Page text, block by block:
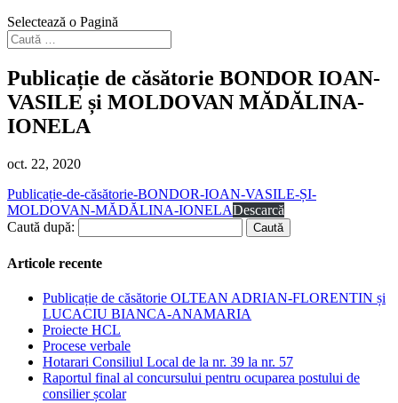
Selectează o Pagină
Publicație de căsătorie BONDOR IOAN-
VASILE și MOLDOVAN MĂDĂLINA-
IONELA
oct. 22, 2020
Publicație-de-căsătorie-BONDOR-IOAN-VASILE-ȘI-
MOLDOVAN-MĂDĂLINA-IONELADescarcă
Caută după:
Articole recente
Publicație de căsătorie OLTEAN ADRIAN-FLORENTIN și
LUCACIU BIANCA-ANAMARIA
Proiecte HCL
Procese verbale
Hotarari Consiliul Local de la nr. 39 la nr. 57
Raportul final al concursului pentru ocuparea postului de
consilier școlar